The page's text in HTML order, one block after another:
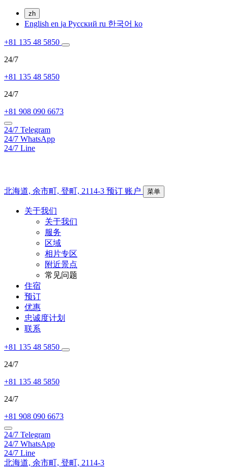
zh
English en ja Русский ru 한국어 ko
+81 135 48 5850
24/7
+81 135 48 5850
24/7
+81 908 090 6673
24/7 Telegram
24/7 WhatsApp
24/7 Line
北海道, 余市町, 登町, 2114-3 预订 账户 菜单
关于我们
关于我们
服务
区域
相片专区
附近景点
常见问题
住宿
预订
优惠
忠诚度计划
联系
+81 135 48 5850
24/7
+81 135 48 5850
24/7
+81 908 090 6673
24/7 Telegram
24/7 WhatsApp
24/7 Line
北海道, 余市町, 登町, 2114-3